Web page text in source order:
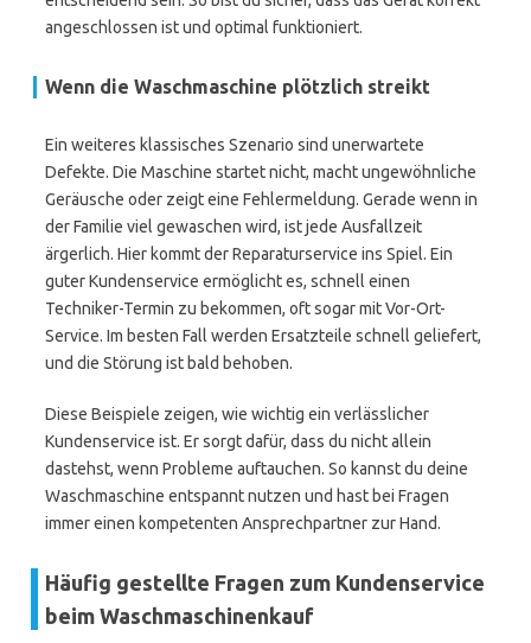
angeschlossen ist und optimal funktioniert.
Wenn die Waschmaschine plötzlich streikt
Ein weiteres klassisches Szenario sind unerwartete
Defekte. Die Maschine startet nicht, macht ungewöhnliche
Geräusche oder zeigt eine Fehlermeldung. Gerade wenn in
der Familie viel gewaschen wird, ist jede Ausfallzeit
ärgerlich. Hier kommt der Reparaturservice ins Spiel. Ein
guter Kundenservice ermöglicht es, schnell einen
Techniker-Termin zu bekommen, oft sogar mit Vor-Ort-
Service. Im besten Fall werden Ersatzteile schnell geliefert,
und die Störung ist bald behoben.
Diese Beispiele zeigen, wie wichtig ein verlässlicher
Kundenservice ist. Er sorgt dafür, dass du nicht allein
dastehst, wenn Probleme auftauchen. So kannst du deine
Waschmaschine entspannt nutzen und hast bei Fragen
immer einen kompetenten Ansprechpartner zur Hand.
Häufig gestellte Fragen zum Kundenservice
beim Waschmaschinenkauf